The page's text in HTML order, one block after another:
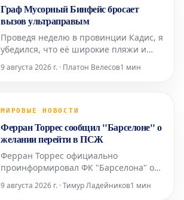
Граф Мусорный Бинфейс бросает
вызов ультраправым
Проведя неделю в провинции Кадис, я
убедился, что её широкие пляжи и
сравнение со средиземноморским
там, благодаря океанским бризам,
совершенно не нужен.
9 августа 2026 г. · Платон Велесов1 мин
МИРОВЫЕ НОВОСТИ
Ферран Торрес сообщил "Барселоне" о
желании перейти в ПСЖ
Ферран Торрес официально
проинформировал ФК "Барселона" о
заключить соглашение с "ПСЖ".
9 августа 2026 г. · Тимур Ладейников1 мин